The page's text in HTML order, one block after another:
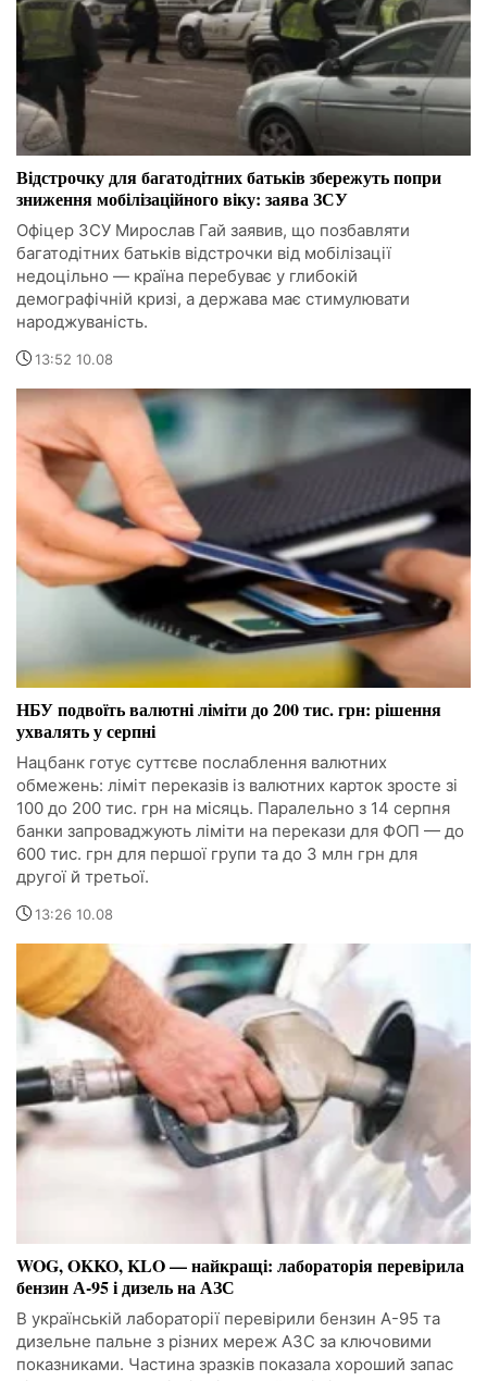
Відстрочку для багатодітних батьків збережуть попри
зниження мобілізаційного віку: заява ЗСУ
Офіцер ЗСУ Мирослав Гай заявив, що позбавляти
багатодітних батьків відстрочки від мобілізації
недоцільно — країна перебуває у глибокій
демографічній кризі, а держава має стимулювати
народжуваність.
13:52 10.08
НБУ подвоїть валютні ліміти до 200 тис. грн: рішення
ухвалять у серпні
Нацбанк готує суттєве послаблення валютних
обмежень: ліміт переказів із валютних карток зросте зі
100 до 200 тис. грн на місяць. Паралельно з 14 серпня
банки запроваджують ліміти на перекази для ФОП — до
600 тис. грн для першої групи та до 3 млн грн для
другої й третьої.
13:26 10.08
WOG, OKKO, KLO — найкращі: лабораторія перевірила
бензин А-95 і дизель на АЗС
В українській лабораторії перевірили бензин А-95 та
дизельне пальне з різних мереж АЗС за ключовими
показниками. Частина зразків показала хороший запас